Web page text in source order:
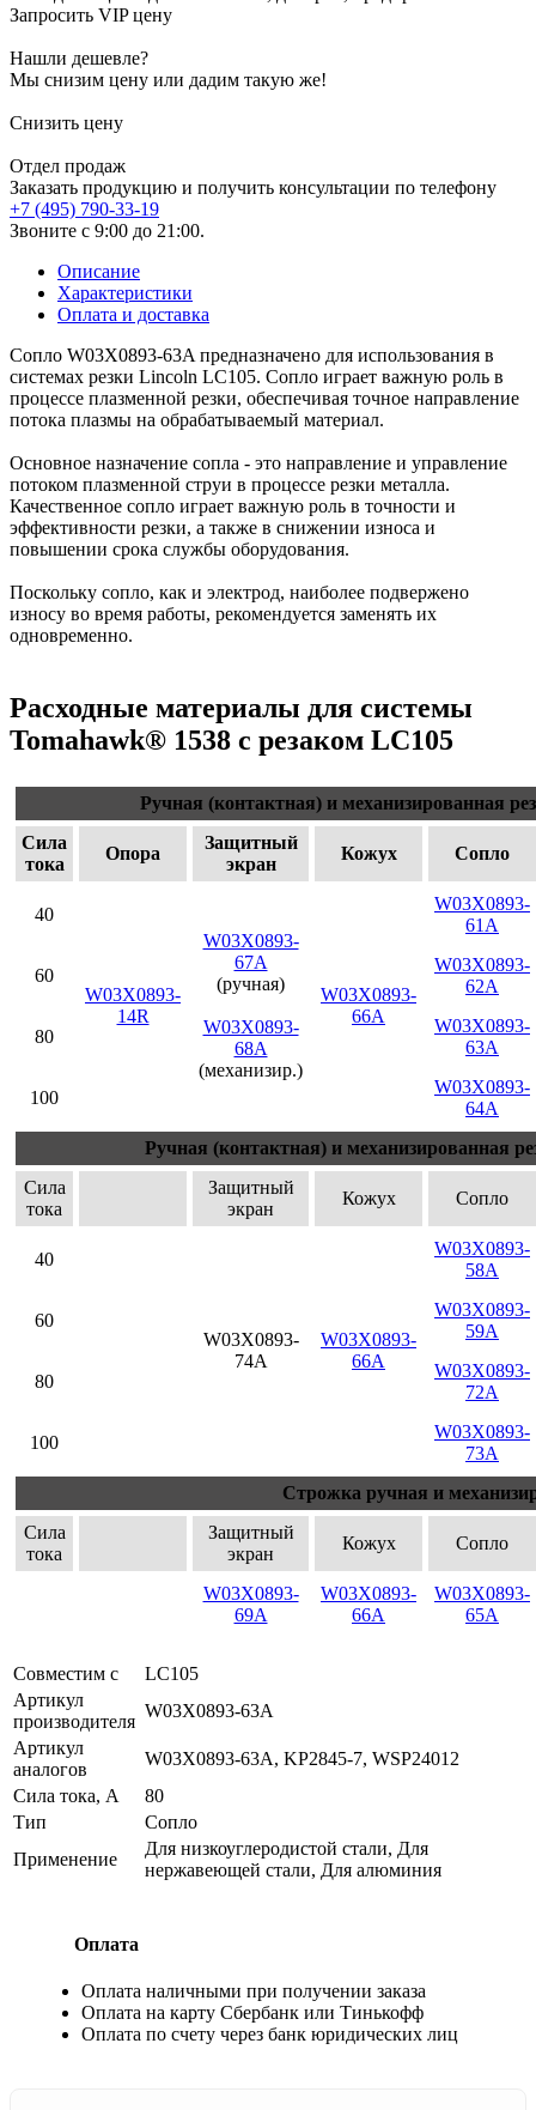
Запросить VIP цену
Нашли дешевле?
Мы снизим цену или дадим такую же!
Снизить цену
Отдел продаж
Заказать продукцию и получить консультации по телефону
+7 (495) 790-33-19
Звоните с 9:00 до 21:00.
Описание
Характеристики
Оплата и доставка
Сопло W03X0893-63A предназначено для использования в
системах резки Lincoln LC105. Сопло играет важную роль в
процессе плазменной резки, обеспечивая точное направление
потока плазмы на обрабатываемый материал.
Основное назначение сопла - это направление и управление
потоком плазменной струи в процессе резки металла.
Качественное сопло играет важную роль в точности и
эффективности резки, а также в снижении износа и
повышении срока службы оборудования.
Поскольку сопло, как и электрод, наиболее подвержено
износу во время работы, рекомендуется заменять их
одновременно.
Расходные материалы для системы
Tomahawk® 1538 с резаком LC105
Ручная (контактная) и механизированная
Сила
тока
Опора
Защитный
экран
Кожух Сопло
40
W03X0893-
14R
W03X0893-
67A
(ручная)
W03X0893-
68A
(механизир.)
W03X0893-
66A
W03X0893-
61A
60
W03X0893-
62A
80
W03X0893-
63A
100
W03X0893-
64A
Ручная (контактная) и механизированная
Сила
тока
Защитный
экран
Кожух Сопло
40
W03X0893-
74A
W03X0893-
66A
W03X0893-
58A
60
W03X0893-
59A
80
W03X0893-
72A
100
W03X0893-
73A
Строжка ручная и
Сила
тока
Защитный
экран
Кожух Сопло
W03X0893-
69A
W03X0893-
66A
W03X0893-
65A
Совместим с
LC105
Артикул
производителя
W03X0893-63A
Артикул
аналогов
W03X0893-63A, KP2845-7, WSP24012
Сила тока, А
80
Тип
Сопло
Применение
Для низкоуглеродистой стали, Для
нержавеющей стали, Для алюминия
Оплата
Оплата наличными при получении заказа
Оплата на карту Сбербанк или Тинькофф
Оплата по счету через банк юридических лиц